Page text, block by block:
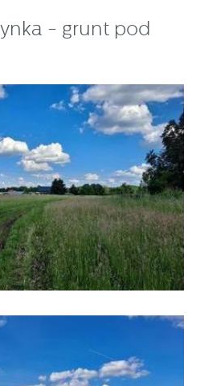
- grunt pod